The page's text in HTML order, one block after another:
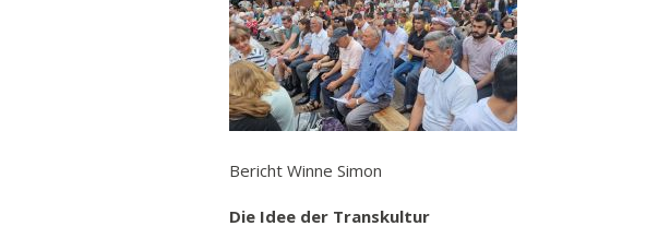
Bank
Rundfunkbeitrag
Schulden
Verträge
Bericht Winne Simon
Die Idee der Transkultur
Abonnieren